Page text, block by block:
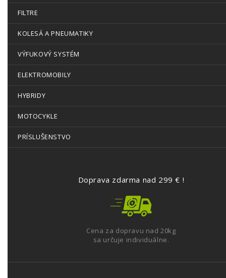
FILTRE
KOLESÁ A PNEUMATIKY
VÝFUKOVÝ SYSTÉM
ELEKTROMOBILY
HYBRIDY
MOTOCYKLE
PRÍSLUŠENSTVO
Doprava zdarma nad 299 € !
Cena za dopravu nad 20kg
sa určuje individuálne.